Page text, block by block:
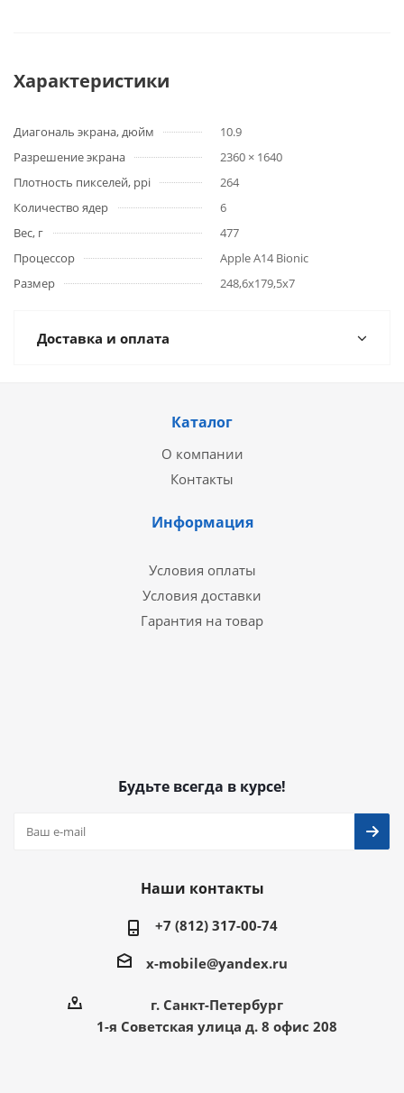
Характеристики
Диагональ экрана, дюйм
10.9
Разрешение экрана
2360 × 1640
Плотность пикселей, ppi
264
Количество ядер
6
Вес, г
477
Процессор
Apple A14 Bionic
Размер
248,6x179,5x7
Доставка и оплата
Каталог
О компании
Контакты
Информация
Условия оплаты
Условия доставки
Гарантия на товар
Будьте всегда в курсе!
Наши контакты
+7 (812) 317-00-74
x-mobile@yandex.ru
г. Санкт-Петербург
1-я Советская улица д. 8 офис 208